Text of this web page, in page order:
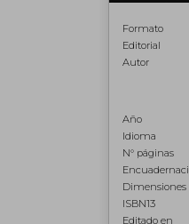
Formato
Editorial
Autor
Año
Idioma
N° páginas
Dimensiones
ISBN13
Editado en